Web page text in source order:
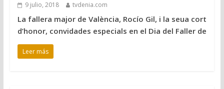
9 julio, 2018 tvdenia.com
La fallera major de València, Rocío Gil, i la seua cort
d’honor, convidades especials en el Dia del Faller de
Leer más